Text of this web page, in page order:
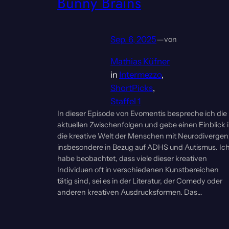
Sep. 6, 2025—von
Mathias Küfner
in Intermezzo
ShortPicks
Staffel 1
In dieser Episode von Evomentis bespreche ich die
aktuellen Zwischenfolgen und gebe einen Einblick
die kreative Welt der Menschen mit
insbesondere in Bezug auf ADHS und Autismus. Ich
habe beobachtet, dass viele dieser kreativen
Individuen oft in verschiedenen Kunstbereichen
tätig sind, sei es in der Literatur, der Comedy oder
anderen kreativen Ausdrucksformen. Das…